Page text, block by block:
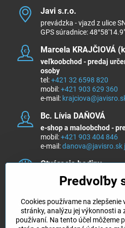
Javi s​.r​.o​.
prevádzka - vjazd z ulice
GPS súradnice:
Marcela KRAJČIOVÁ
veľkoobchod - predaj
osoby
tel:+421 32 6598 820
mobil:+421 903 629 360
e-mail:
Bc​. Lívia DAŇOVÁ
e-shop a maloobchod -
mobil:+421 903 404 846
e-mail:danova@javisro.sk
Otváracie hodiny
Pondelok - Piatok 8:00 -
Sobota a nedeľa
Sledujte nás na ...
Predvoľby
Cookies používame na
stránky, analýzu jej výkonnosti a
používaní. Na tento účel môžeme